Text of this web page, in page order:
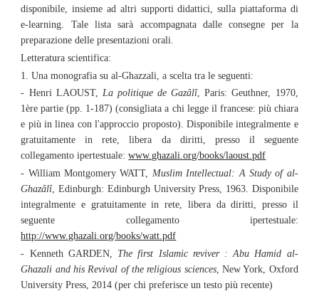
disponibile, insieme ad altri supporti didattici, sulla piattaforma di
e-learning. Tale lista sarà accompagnata dalle consegne per la
preparazione delle presentazioni orali.
Letteratura scientifica:
1. Una monografia su al-Ghazzali, a scelta tra le seguenti:
- Henri LAOUST, La politique de Gazâlî, Paris: Geuthner, 1970,
1ère partie (pp. 1-187) (consigliata a chi legge il francese: più chiara
e più in linea con l'approccio proposto). Disponibile integralmente e
gratuitamente in rete, libera da diritti, presso il seguente
collegamento ipertestuale:www.ghazali.org/books/laoust.pdf
- William Montgomery WATT, Muslim Intellectual: A Study of al-
Ghazâlî, Edinburgh: Edinburgh University Press, 1963. Disponibile
integralmente e gratuitamente in rete, libera da diritti, presso il
seguente collegamento ipertestuale:
http://www.ghazali.org/books/watt.pdf
- Kenneth GARDEN, The first Islamic reviver : Abu Hamid al-
Ghazali and his Revival of the religious sciences, New York, Oxford
University Press, 2014 (per chi preferisce un testo più recente)